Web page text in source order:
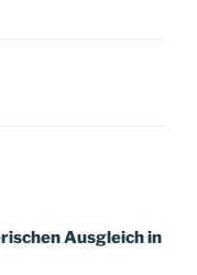
Ausgleich in